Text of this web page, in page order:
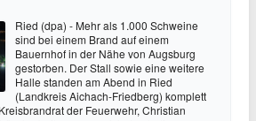
Ried (dpa) - Mehr als 1.000 Schweine
sind bei einem Brand auf einem
Bauernhof in der Nähe von Augsburg
gestorben. Der Stall sowie eine weitere
Halle standen am Abend in Ried
(Landkreis Aichach-Friedberg) komplett
der Feuerwehr, Christian